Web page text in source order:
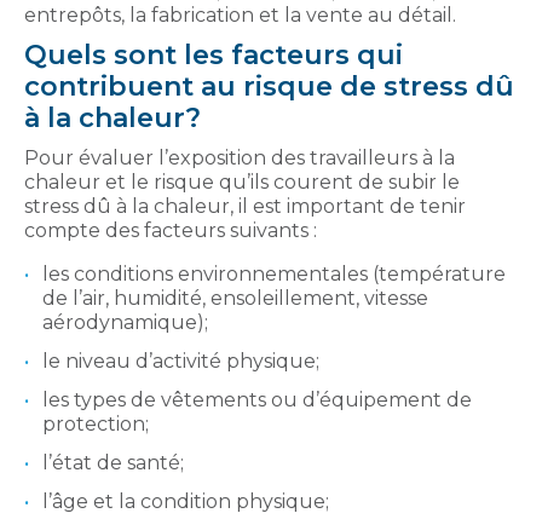
entrepôts, la fabrication et la vente au détail.
Quels sont les facteurs qui
contribuent au risque de stress dû
à la chaleur?
Pour évaluer l’exposition des travailleurs à la
chaleur et le risque qu’ils courent de subir le
stress dû à la chaleur, il est important de tenir
compte des facteurs suivants :
les conditions environnementales (température
de l’air, humidité, ensoleillement, vitesse
aérodynamique);
le niveau d’activité physique;
les types de vêtements ou d’équipement de
protection;
l’état de santé;
l’âge et la condition physique;